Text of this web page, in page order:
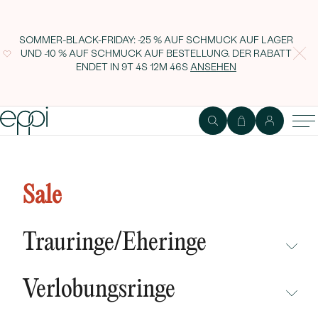
SOMMER-BLACK-FRIDAY: -25 % AUF SCHMUCK AUF LAGER
UND -10 % AUF SCHMUCK AUF BESTELLUNG. DER RABATT
ENDET IN9T 4S 12M 45S ANSEHEN
Sale
Trauringe/Eheringe
NEUHEITEN
Verlobungsringe
Lotusblume und Lab Grown
Diamanten Yule